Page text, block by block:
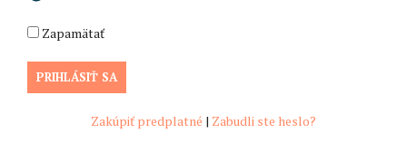
Zapamätať
Zakúpiť predplatné | Zabudli ste heslo?